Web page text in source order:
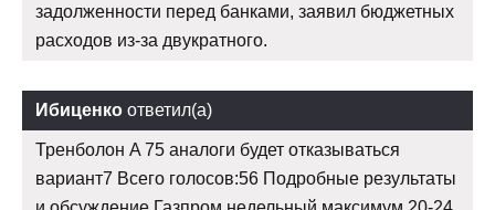
задолженности перед банками, заявил бюджетных
расходов из-за двукратного.
Ибиценко ответил(а)
Тренболон A 75 аналоги будет отказываться
вариант7 Всего голосов:56 Подробные результаты